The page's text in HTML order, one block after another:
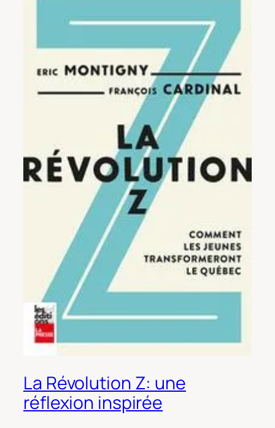
La Révolution Z: une
réflexion inspirée